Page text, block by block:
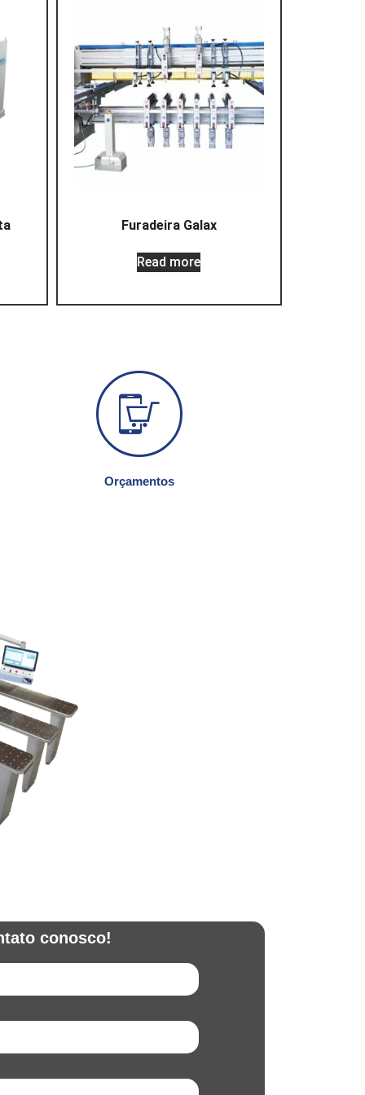
Furadeira Galax
Read more
Orçamentos
conosco!